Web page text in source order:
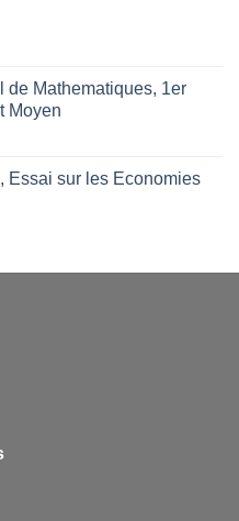
de Mathematiques, 1er
Moyen
Essai sur les Economies